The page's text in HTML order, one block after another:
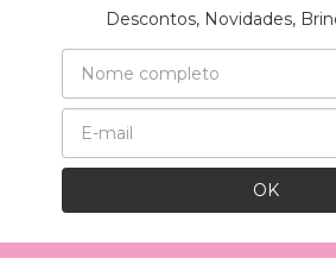
Descontos, Novidades,